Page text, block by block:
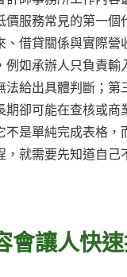
服務常見的第一
借貸關係與實際
如承辦人只負責
給出具體判斷；
卻可能在查核或
是單純完成表格
，就需要先知道自
會讓人快